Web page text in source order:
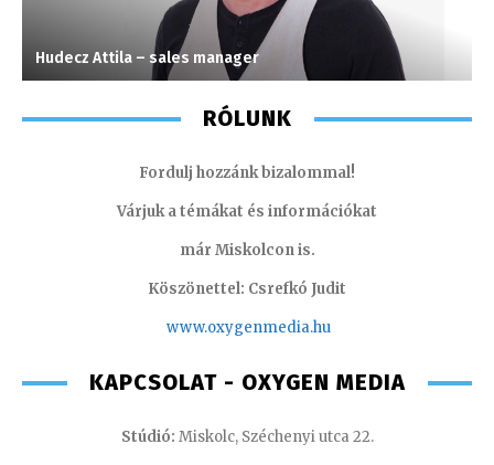
Hudecz Attila – sales manager
RÓLUNK
Fordulj hozzánk bizalommal!
Várjuk a témákat és információkat
már Miskolcon is.
Köszönettel: Csrefkó Judit
www.oxygenmedia.hu
KAPCSOLAT - OXYGEN MEDIA
Stúdió: Miskolc, Széchenyi utca 22.